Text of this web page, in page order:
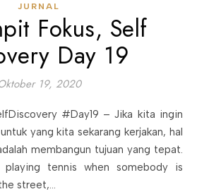
JURNAL
Fokus, Self
Day 19
19, 2020
yang kita sekarang kerjakan, hal
membangun tujuan yang tepat.
tennis when somebody is
street,…